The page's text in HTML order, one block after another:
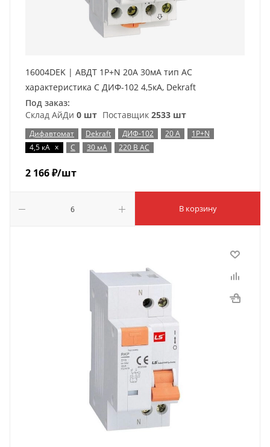
16004DEK | АВДТ 1Р+N 20А 30мА тип AC
характеристика С ДИФ-102 4,5кА, Dekraft
Под заказ:
Склад АйДи 0 шт Поставщик 2533 шт
Дифавтомат Dekraft ДИФ-102 20 А
1P+N
4,5 кА x C 30 мА 220 В AC
2 166₽/шт
В корзину